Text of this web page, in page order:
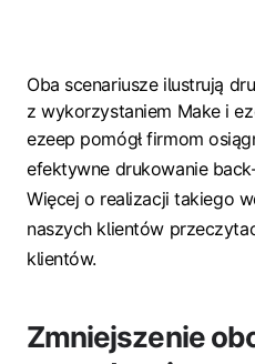
Oba scenariusze ilustrują
z wykorzystaniem Make i
ezeep pomógł firmom
efektywne drukowanie
Więcej o realizacji takiego
naszych klientów
klientów.
Zmniejszenie